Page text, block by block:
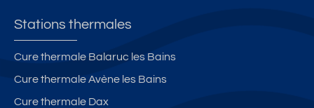
Stations thermales
Cure thermale Balaruc les Bains
Cure thermale Avène les Bains
Cure thermale Dax